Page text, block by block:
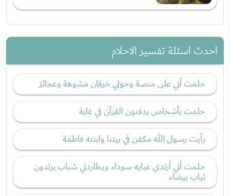
احدث اسئلة تفسير الاحلام
حلمت أني على منصة وحولي خرفان مشوهة وعجائز
حلمت بأشخاص يدفنون القرآن في غابة
رأيت رسول الله مكفن في بيتنا وابنته فاطمة
حلمت أني أرتدي عبايه سوداء ويطاردني شباب يرتدون
ثياب بيضاء